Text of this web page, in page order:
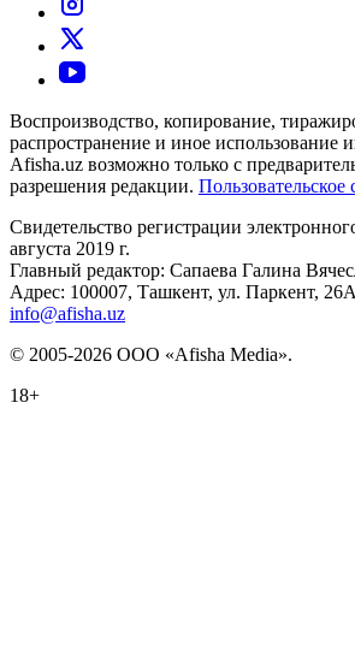
Воспроизводство, копирование,
распространение и иное использование
Afisha.uz возможно только с
разрешения редакции. Пользовательское
Свидетельство регистрации
августа 2019 г.
Главный редактор: Сапаева Галина
Адрес: 100007, Ташкент, ул. Паркент,
info@afisha.uz
© 2005-2026 ООО «Afisha Media».
18+